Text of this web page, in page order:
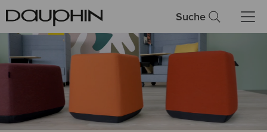
Suche